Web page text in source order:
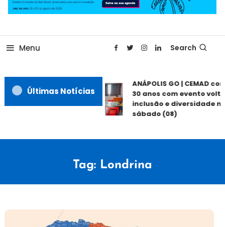
Menu Search
Últimas Notícias
ANÁPOLIS GO | CEMAD
30 anos com evento
inclusão e diversidade
sábado (08)
Tag: Londrina